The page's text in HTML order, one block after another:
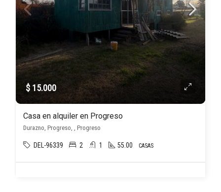
$ 15.000
Casa en alquiler en Progreso
Durazno, Progreso, , Progreso
DEL-96339 2 1 55.00 CASAS